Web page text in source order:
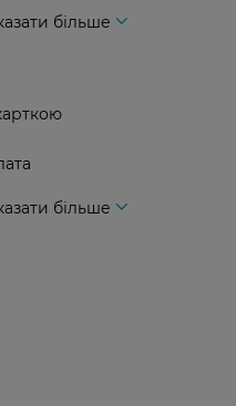
більше
більше